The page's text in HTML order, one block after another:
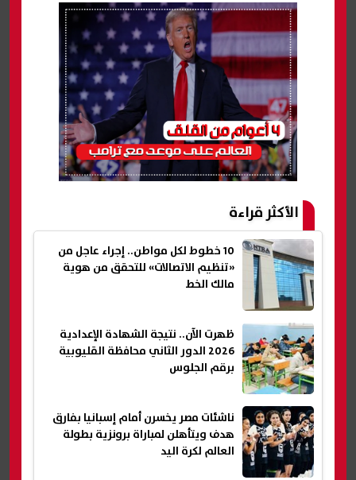
الأكثر قراءة
10 خطوط لكل مواطن.. إجراء عاجل من
«تنظيم الاتصالات» للتحقق من هوية
مالك الخط
ظهرت الآن.. نتيجة الشهادة الإعدادية
2026 الدور الثاني محافظة القليوبية
برقم الجلوس
ناشئات مصر يخسرن أمام إسبانيا بفارق
هدف ويتأهلن لمباراة برونزية بطولة
العالم لكرة اليد